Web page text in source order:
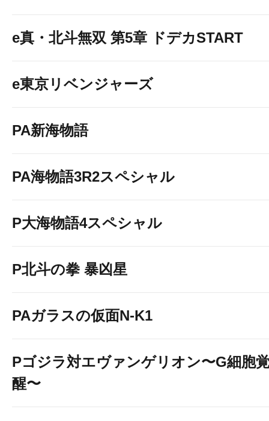
e真・北斗無双 第5章 ドデカSTART
e東京リベンジャーズ
PA新海物語
PA海物語3R2スペシャル
P大海物語4スペシャル
P北斗の拳 暴凶星
PAガラスの仮面N-K1
Pゴジラ対エヴァンゲリオン〜G細胞
醒〜